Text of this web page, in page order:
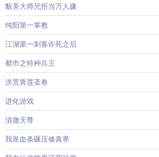
貌美大师兄拒当万人嫌
纯阳第一掌教
江湖第一刺客诈死之后
都市之特种兵王
洪荒青莲圣卷
进化游戏
清微天尊
我靠血条碾压修真界